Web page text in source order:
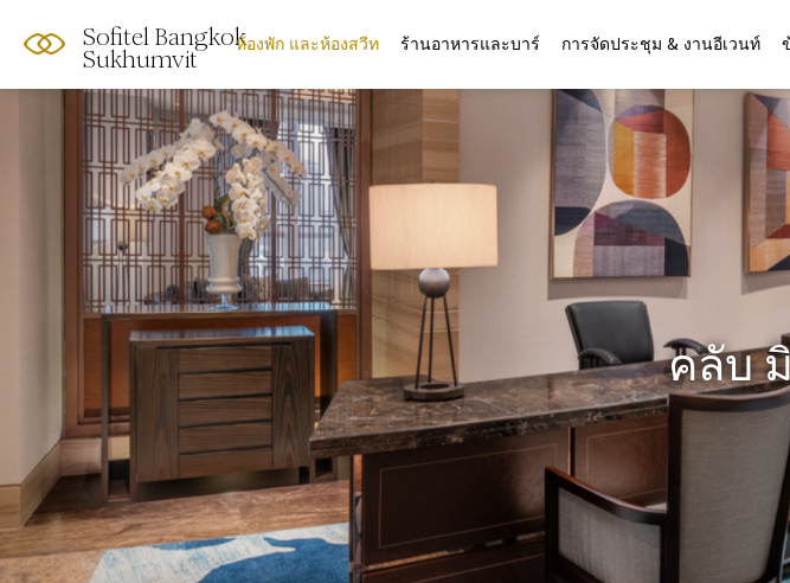
Sofitel Bangkok
Sukhumvit
ห้องพัก และห้องสวีท ร้านอาหารและบาร์ การจัดประชุม & งานอีเวนท์
คลับ